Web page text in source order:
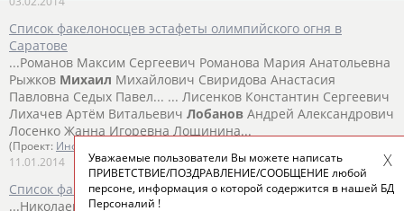
Список факелоносцев эстафеты олимпийского огня в
Саратове
...Романов Максим Сергеевич Романова Мария Анатольевна
Рыжков Михаил Михайлович Свиридова Анастасия
Павловна Седых Павел... ... Лисенков Константин Сергеевич
Лихачев Артём Витальевич Лобанов Андрей Александрович
Лосенко Жанна Игоревна Лощинина...
(Проект: Информационное агентство СТАДИОН
11.01.2014
Список факелоносцев эстафеты олимпийского огня в Уфе
...Николаевич Овсянникова Анастасия Анатольевна Олюков
Уважаемые пользователи Вы можете написать
ПРИВЕТСТВИЕ/ПОЗДРАВЛЕНИЕ/СООБЩЕНИЕ любой
персоне, информация о которой содержится в нашей БД
Персоналий !